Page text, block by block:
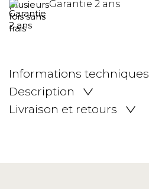
Garantie 2 ans
Informations techniques
Description
Livraison et retours